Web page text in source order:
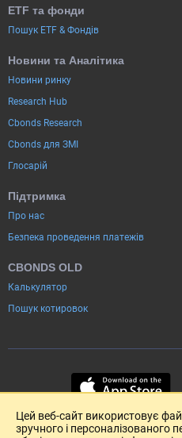
ETF та фонди
Пошук ETF & Фондів
Новини та Аналітика
Новини ринку
Research Hub
Cbonds Research
Cbonds для ЗМІ
Глосарій
Підтримка
Про нас
Безпека проведення платежів
CBONDS OLD
Калькулятор
Пошук котировок
Цей веб-сайт використовує
зручного і персоналізованого